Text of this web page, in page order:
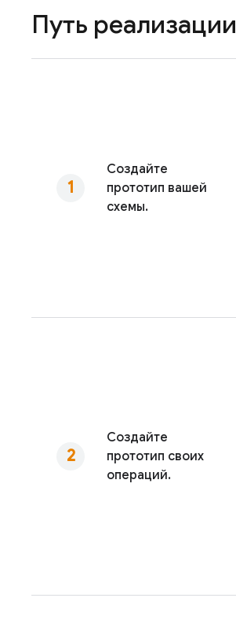
Путь реализации
Создайте
прототип вашей
схемы.
Создайте
прототип своих
операций.